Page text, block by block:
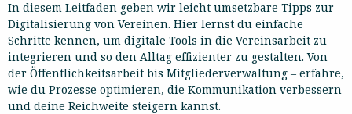
In diesem Leitfaden geben wir leicht umsetzbare Tipps zur
Digitalisierung von Vereinen. Hier lernst du einfache
Schritte kennen, um digitale Tools in die Vereinsarbeit zu
integrieren und so den Alltag effizienter zu gestalten. Von
der Öffentlichkeitsarbeit bis Mitgliederverwaltung – erfahre,
wie du Prozesse optimieren, die Kommunikation verbessern
und deine Reichweite steigern kannst.